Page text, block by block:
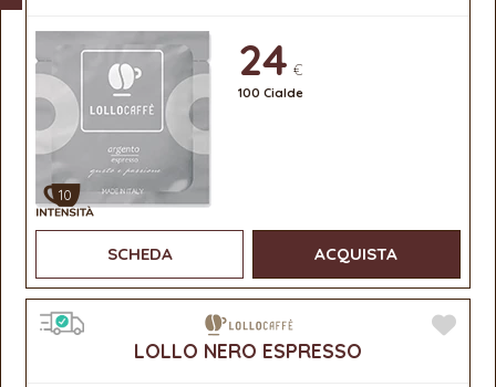
10
24 €
100 Cialde
SCHEDA ACQUISTA
LOLLO NERO ESPRESSO